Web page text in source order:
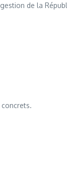
de la